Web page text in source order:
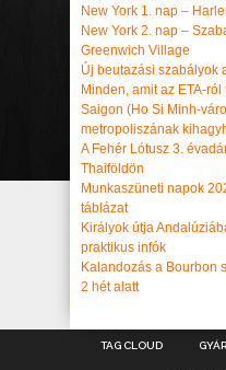
New York 1. nap –
New York 2. nap –
Greenwich Village
Új beutazási szabályok
Minden, amit az ETA-
Saigon (Ho Si Minh-
metropoliszának
A Fehér Lótusz 3.
Thaiföldön
Munkaszüneti napok
táblázat
Királyok útja
praktikus infók
Kalandozás a Bourbon
2 hét alatt
TAG CLOUD